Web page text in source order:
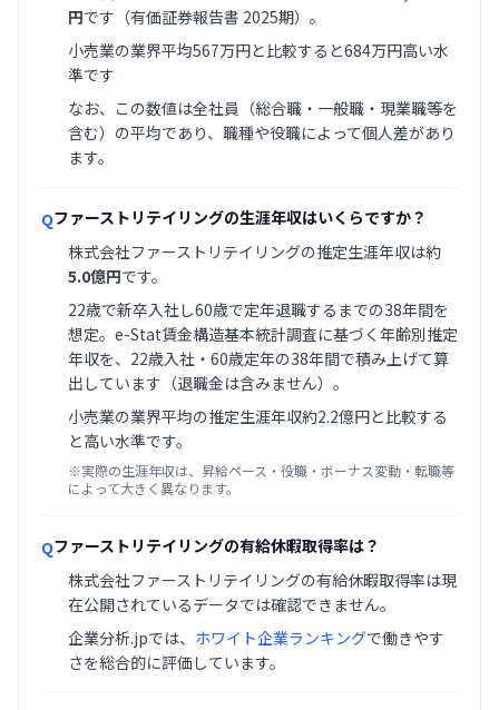
円です（有価証券報告書 2025期）。
小売業の業界平均567万円と比較すると684万円高い水
準です
なお、この数値は全社員（総合職・一般職・現業職等を
含む）の平均であり、職種や役職によって個人差があり
ます。
Qファーストリテイリングの生涯年収はいくらですか？
株式会社ファーストリテイリングの推定生涯年収は約
5.0億円です。
22歳で新卒入社し60歳で定年退職するまでの38年間を
想定。e-Stat賃金構造基本統計調査に基づく年齢別推定
年収を、22歳入社・60歳定年の38年間で積み上げて算
出しています（退職金は含みません）。
小売業の業界平均の推定生涯年収約2.2億円と比較する
と高い水準です。
※実際の生涯年収は、昇給ペース・役職・ボーナス変動・転職等
によって大きく異なります。
Qファーストリテイリングの有給休暇取得率は？
株式会社ファーストリテイリングの有給休暇取得率は現
在公開されているデータでは確認できません。
企業分析.jpでは、 ホワイト企業ランキングで働きやす
さを総合的に評価しています。